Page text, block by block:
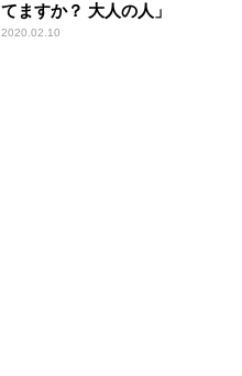
てますか？ 大人の人」
2020.02.10